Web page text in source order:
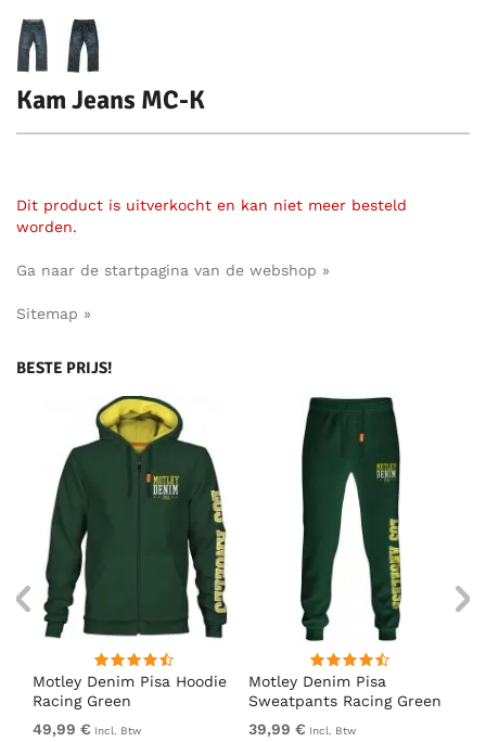
Kam Jeans MC-K
Dit product is uitverkocht en kan niet meer besteld
worden.
Ga naar de startpagina van de webshop »
Sitemap »
BESTE PRIJS!
Motley Denim Pisa Hoodie
Racing Green
49,99 € Incl. Btw
Motley Denim Pisa
Sweatpants Racing Green
39,99 € Incl. Btw